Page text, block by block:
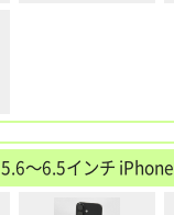
5.6～6.5インチ iPhone